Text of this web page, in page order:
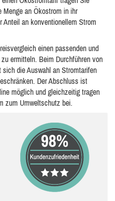
Menge an Ökostrom in ihr
Anteil an konventionellem Strom
einen passenden und
ermitteln. Beim Durchführen von
die Auswahl an Stromtarifen
Der Abschluss ist
möglich und gleichzeitig tragen
zum Umweltschutz bei.